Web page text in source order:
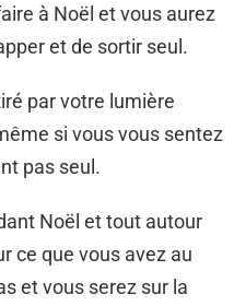
à Noël et vous aurez
et de sortir seul.
par votre lumière
si vous vous sentez
pas seul.
Noël et tout autour
ce que vous avez au
et vous serez sur la